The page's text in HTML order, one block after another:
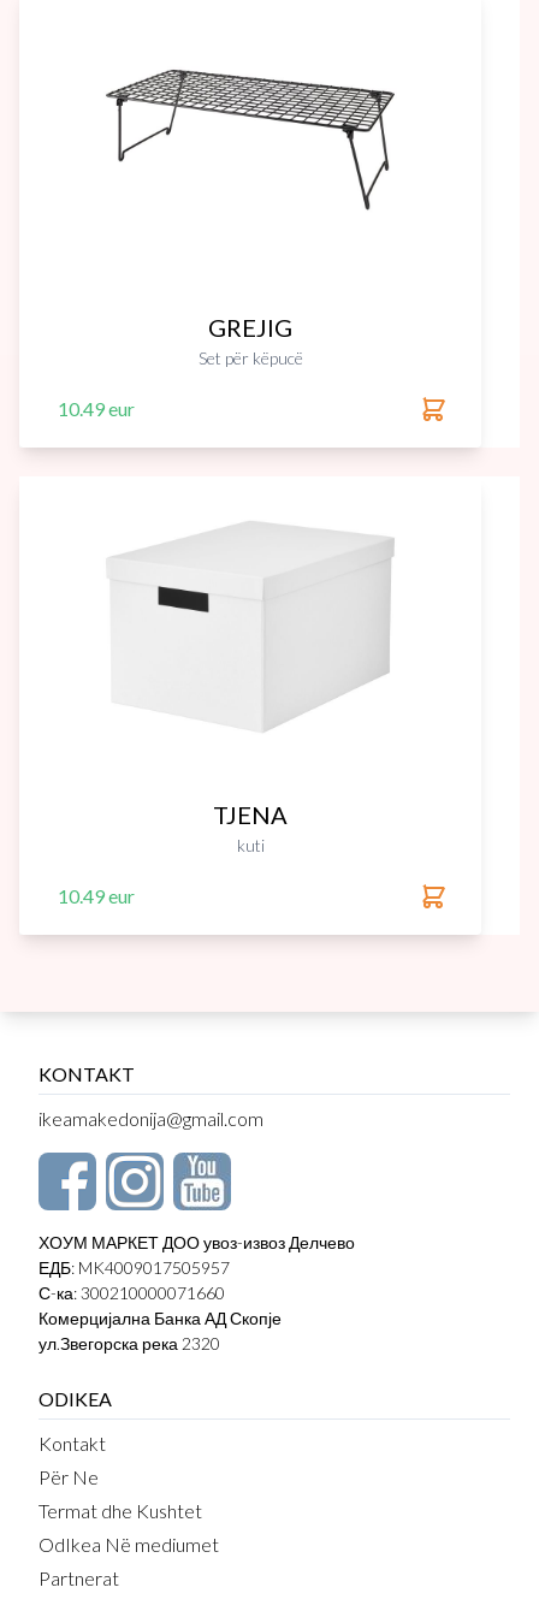
GREJIG
Set për këpucë
10.49 eur
TJENA
kuti
10.49 eur
KONTAKT
ikeamakedonija@gmail.com
ХОУМ МАРКЕТ ДОО увоз-извоз Делчево
ЕДБ: MK4009017505957
С-ка: 300210000071660
Комерцијална Банка АД Скопје
ул.Звегорска река 2320
ODIKEA
Kontakt
Për Ne
Termat dhe Kushtet
OdIkea Në mediumet
Partnerat